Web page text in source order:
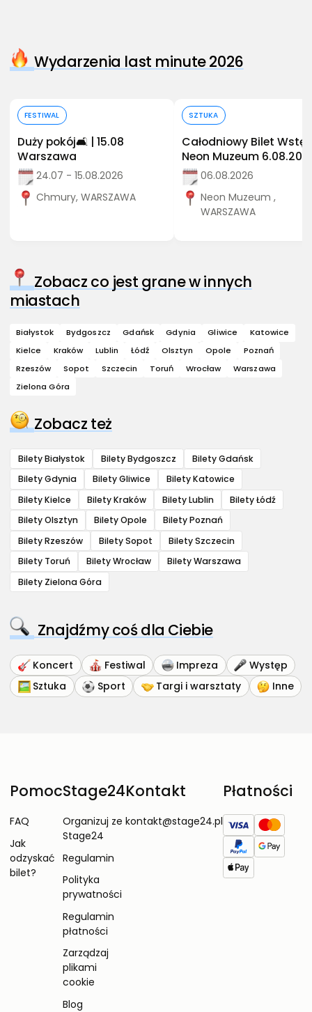
Wydarzenia last minute 2026
FESTIWAL
Duży pokój🛋️ | 15.08
Warszawa
24.07 - 15.08.2026
Chmury, WARSZAWA
SZTUKA
Całodniowy Bilet
Neon Muzeum
06.08.2026
Neon Muzeum ,
WARSZAWA
Zobacz co jest grane w innych
miastach
Białystok Bydgoszcz Gdańsk Gdynia Gliwice
Katowice
Kielce
Kraków Lublin Łódź Olsztyn Opole
Poznań
Rzeszów
Sopot Szczecin Toruń Wrocław
Warszawa
Zielona Góra
Zobacz też
Bilety Białystok Bilety Bydgoszcz
Bilety Gdańsk
Bilety Gdynia
Bilety Gliwice
Bilety Katowice
Bilety Kielce
Bilety Kraków Bilety Lublin
Bilety Łódź
Bilety Olsztyn
Bilety Opole
Bilety Poznań
Bilety Rzeszów
Bilety Sopot
Bilety Szczecin
Bilety Toruń
Bilety Wrocław
Bilety Warszawa
Bilety Zielona Góra
Znajdźmy coś dla Ciebie
Koncert Festiwal Impreza
Występ
Sztuka
Sport Targi i warsztaty Inne
Pomoc
FAQ
Jak
odzyskać
bilet?
Stage24
Organizuj ze
Stage24
Regulamin
Polityka
prywatności
Regulamin
płatności
Zarządzaj
plikami
cookie
Blog
Kontakt
kontakt@stage24.pl
Płatności